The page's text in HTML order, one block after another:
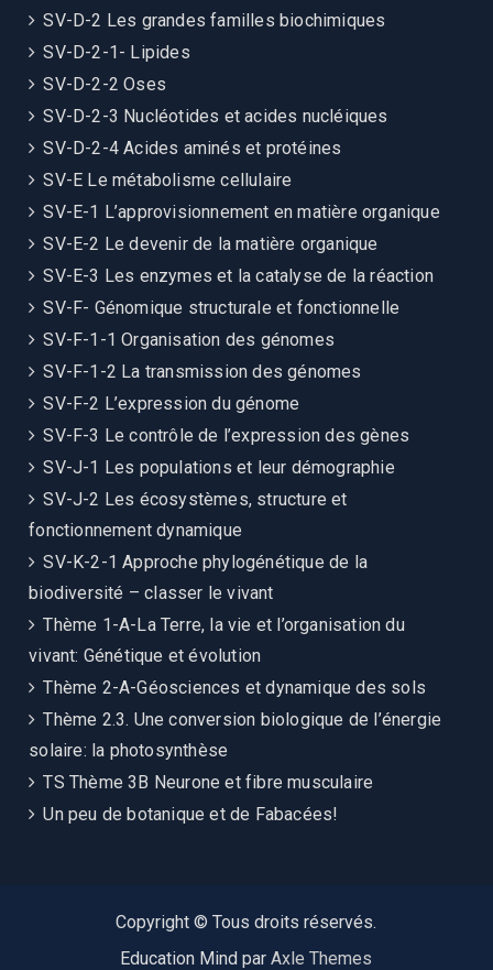
SV-D-2 Les grandes familles biochimiques
SV-D-2-1- Lipides
SV-D-2-2 Oses
SV-D-2-3 Nucléotides et acides nucléiques
SV-D-2-4 Acides aminés et protéines
SV-E Le métabolisme cellulaire
SV-E-1 L’approvisionnement en matière organique
SV-E-2 Le devenir de la matière organique
SV-E-3 Les enzymes et la catalyse de la réaction
SV-F- Génomique structurale et fonctionnelle
SV-F-1-1 Organisation des génomes
SV-F-1-2 La transmission des génomes
SV-F-2 L’expression du génome
SV-F-3 Le contrôle de l’expression des gènes
SV-J-1 Les populations et leur démographie
SV-J-2 Les écosystèmes, structure et
fonctionnement dynamique
SV-K-2-1 Approche phylogénétique de la
biodiversité – classer le vivant
Thème 1-A-La Terre, la vie et l’organisation du
vivant: Génétique et évolution
Thème 2-A-Géosciences et dynamique des sols
Thème 2.3. Une conversion biologique de l’énergie
solaire: la photosynthèse
TS Thème 3B Neurone et fibre musculaire
Un peu de botanique et de Fabacées!
Copyright © Tous droits réservés.
Education Mind parAxle Themes